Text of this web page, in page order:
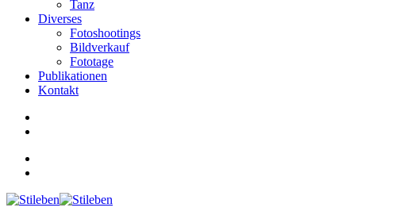
Tanz
Diverses
Fotoshootings
Bildverkauf
Fototage
Publikationen
Kontakt